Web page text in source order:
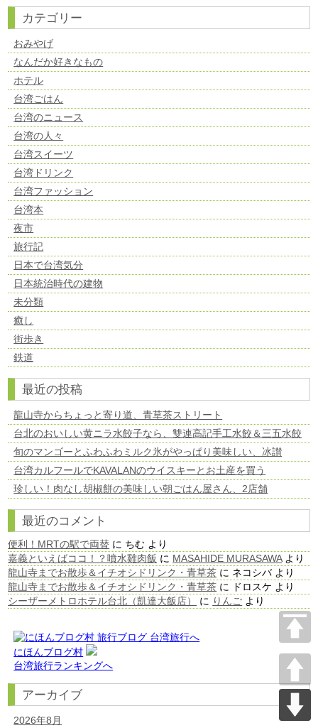
カテゴリー
おみやげ
なんだか好きなもの
ホテル
台湾ごはん
台湾のニュース
台湾の人々
台湾スイーツ
台湾ドリンク
台湾ファッション
台湾本
夜市
旅行記
日本で台湾気分
日本統治時代の建物
未分類
癒し
街歩き
鉄道
最近の投稿
龍山寺からちょっと寄り道、青草茶ストリート
台北のおいしい黄ニラ水餃子なら、雙連高記手工水餃＆三五水餃
旬のマンゴーとふわふわミルク氷がやっぱり美味しい、冰讃
台湾カルフールでKAVALANのウイスキーとお土産を買う
珍しい！肉なし胡椒餅の美味しい朝ごはん屋さん、2店舗
最近のコメント
便利！MRTの駅で両替 に ちむ より
嘉義といえばココ！？噴水雞肉飯 に MASAHIDE MURASAWAより
龍山寺までお散歩＆イチオシドリンク・青草茶 に ネコシバより
龍山寺までお散歩＆イチオシドリンク・青草茶 に ドロスケ より
シーザーメトロホテル台北（凱達大飯店）
に りんご より
にほんブログ村
台湾旅行ランキングへ
アーカイブ
2026年8月